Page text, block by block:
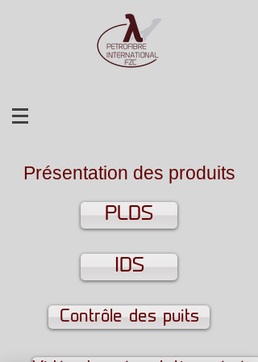
Présentation des produits
PLDS
IDS
Contrôle des puits